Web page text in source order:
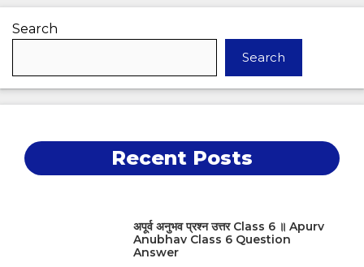
Search
Search
Recent Posts
अपूर्व अनुभव प्रश्न उत्तर Class 6 ॥ Apurv
Anubhav Class 6 Question
Answer